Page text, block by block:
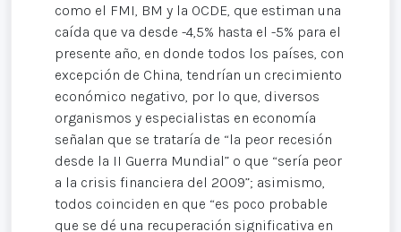
como el FMI, BM y la OCDE, que estiman una
caída que va desde -4,5% hasta el -5% para el
presente año, en donde todos los países, con
excepción de China, tendrían un crecimiento
económico negativo, por lo que, diversos
organismos y especialistas en economía
señalan que se trataría de “la peor recesión
desde la II Guerra Mundial” o que “sería peor
a la crisis financiera del 2009”; asimismo,
todos coinciden en que “es poco probable
que se dé una recuperación significativa en